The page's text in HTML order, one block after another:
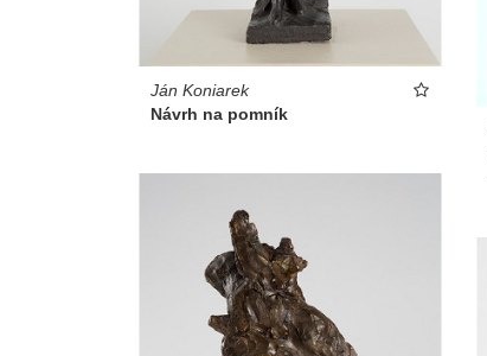
Ján Koniarek
Návrh na pomník